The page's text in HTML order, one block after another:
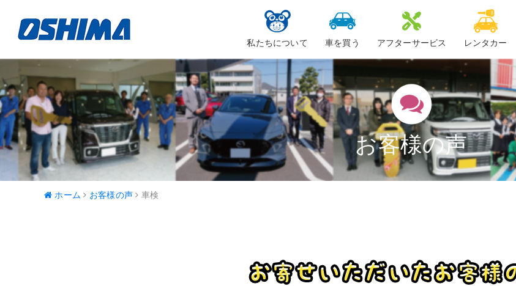
私たちについて
大嶋カーサービスについて
ハッピーちゃん
車を買う
中古車・未使用車
アフターサービス
整備・修理
鈑金
ロードサービス
レンタカー
お客様の声
ホーム お客様の声 車検